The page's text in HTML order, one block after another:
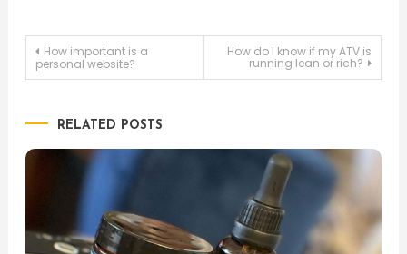
Post
How important is a
personal website?
How do I know if my ATV is
running lean or rich?
RELATED POSTS